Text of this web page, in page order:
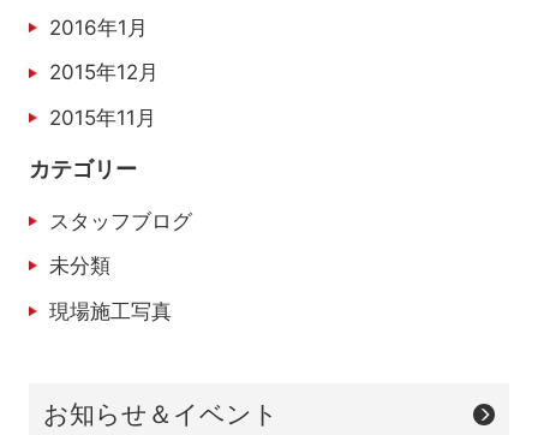
2016年1月
2015年12月
2015年11月
カテゴリー
スタッフブログ
未分類
現場施工写真
お知らせ＆イベント